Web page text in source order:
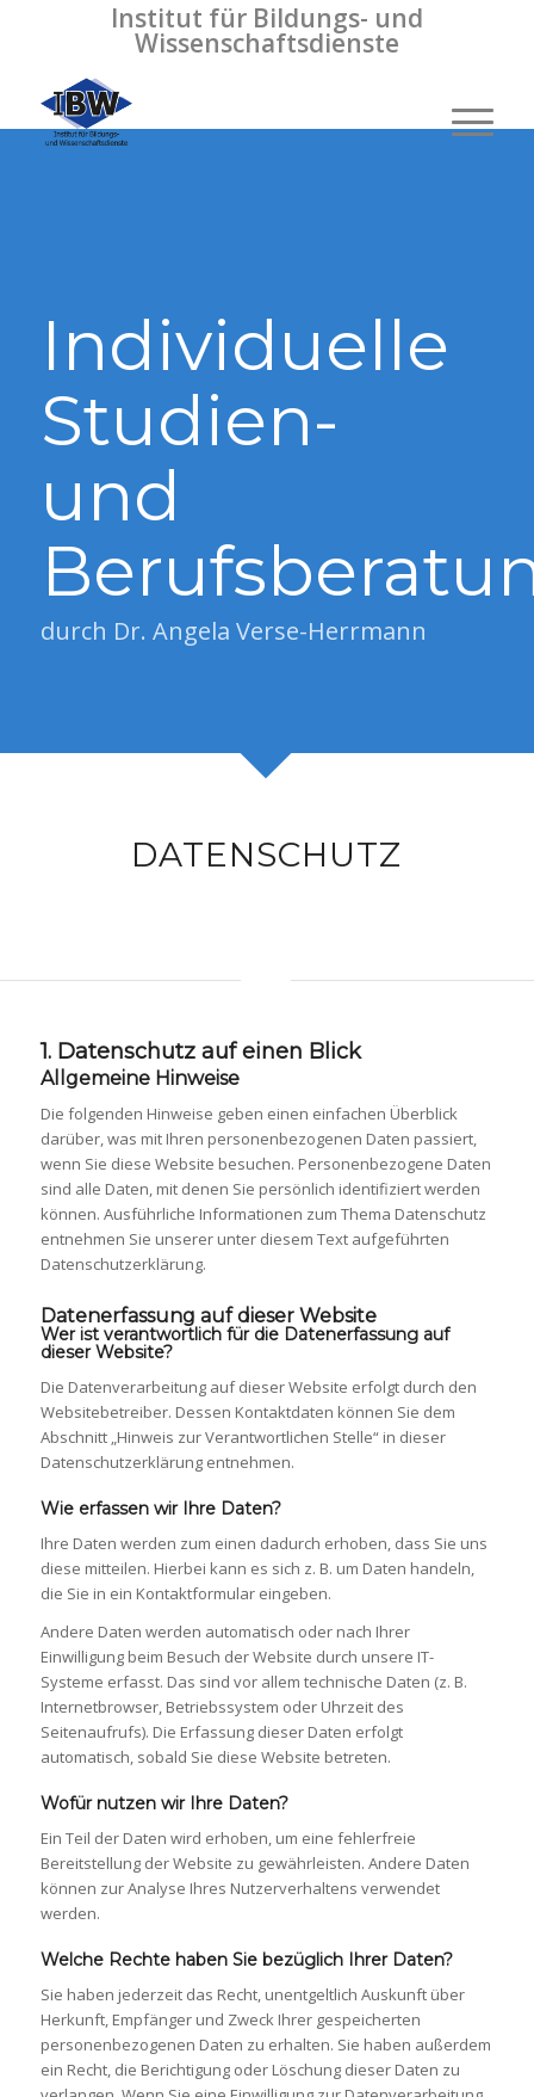
Institut für Bildungs- und
Wissenschaftsdienste
Individuelle
Studien-
und
durch Dr. Angela Verse-Herrmann
DATENSCHUTZ
1. Datenschutz auf einen Blick
Allgemeine Hinweise
Die folgenden Hinweise geben einen einfachen Überblick
darüber, was mit Ihren personenbezogenen Daten passiert,
wenn Sie diese Website besuchen. Personenbezogene Daten
sind alle Daten, mit denen Sie persönlich identifiziert werden
können. Ausführliche Informationen zum Thema Datenschutz
entnehmen Sie unserer unter diesem Text aufgeführten
Datenschutzerklärung.
Datenerfassung auf dieser Website
Wer ist verantwortlich für die Datenerfassung auf
dieser Website?
Die Datenverarbeitung auf dieser Website erfolgt durch den
Websitebetreiber. Dessen Kontaktdaten können Sie dem
Abschnitt „Hinweis zur Verantwortlichen Stelle“ in dieser
Datenschutzerklärung entnehmen.
Wie erfassen wir Ihre Daten?
Ihre Daten werden zum einen dadurch erhoben, dass Sie uns
diese mitteilen. Hierbei kann es sich z. B. um Daten handeln,
die Sie in ein Kontaktformular eingeben.
Andere Daten werden automatisch oder nach Ihrer
Einwilligung beim Besuch der Website durch unsere IT-
Systeme erfasst. Das sind vor allem technische Daten (z. B.
Internetbrowser, Betriebssystem oder Uhrzeit des
Seitenaufrufs). Die Erfassung dieser Daten erfolgt
automatisch, sobald Sie diese Website betreten.
Wofür nutzen wir Ihre Daten?
Ein Teil der Daten wird erhoben, um eine fehlerfreie
Bereitstellung der Website zu gewährleisten. Andere Daten
können zur Analyse Ihres Nutzerverhaltens verwendet
werden.
Welche Rechte haben Sie bezüglich Ihrer Daten?
Sie haben jederzeit das Recht, unentgeltlich Auskunft über
Herkunft, Empfänger und Zweck Ihrer gespeicherten
personenbezogenen Daten zu erhalten. Sie haben außerdem
ein Recht, die Berichtigung oder Löschung dieser Daten zu